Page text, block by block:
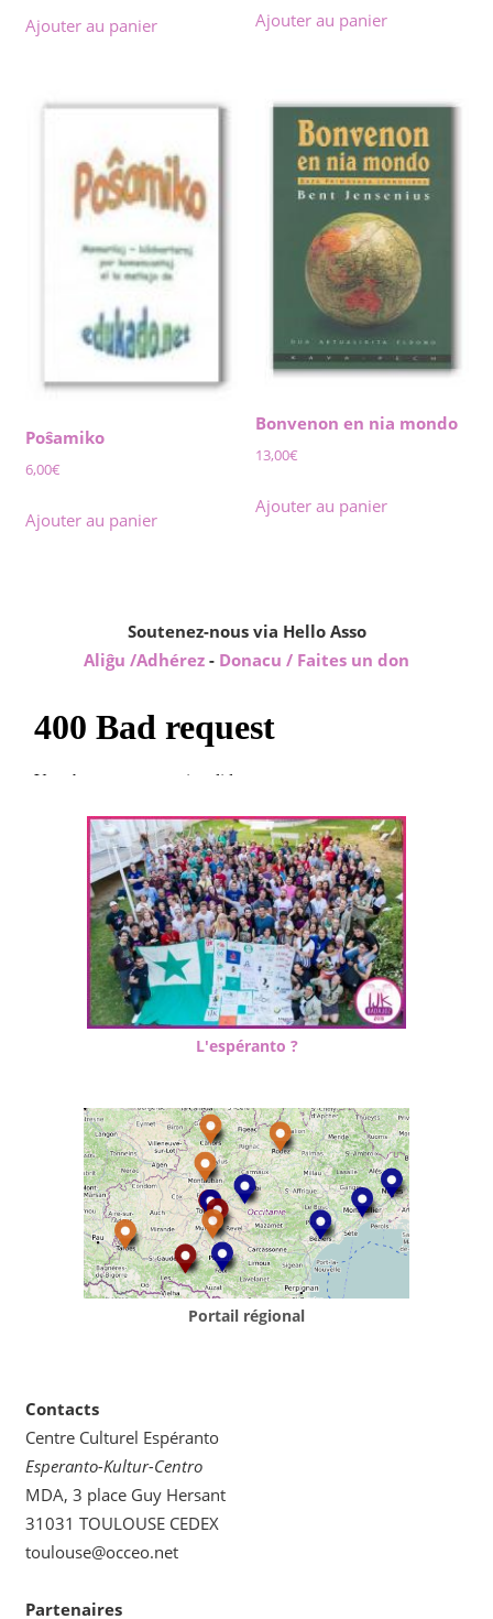
Ajouter au panier Ajouter au panier
Poŝamiko
6,00€
Ajouter au panier
Bonvenon en nia mondo
13,00€
Ajouter au panier
Soutenez-nous via Hello Asso
Aliĝu /Adhérez - Donacu / Faites un don
L'espéranto ?
Portail régional
Contacts
Centre Culturel Espéranto
Esperanto-Kultur-Centro
MDA, 3 place Guy Hersant
31031 TOULOUSE CEDEX
toulouse@occeo.net
Partenaires